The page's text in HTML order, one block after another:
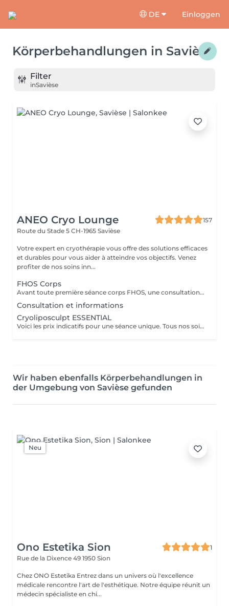
DE Einloggen
Körperbehandlungen in Savièse
Filter
inSavièse
ANEO Cryo Lounge
157
Route du Stade 5 CH-1965 Savièse
Votre expert en cryothérapie vous offre des solutions efficaces
et durables pour vous aider à atteindre vos objectifs. Venez
profiter de nos soins inn...
FHOS Corps
Avant toute première séance corps FHOS, une consultation préalable est nécessaire afin d'évaluer vos besoins spécifiques. Celle-ci se déroule juste avant votre premier traitement et doit être réservée par téléphone. Nous pourrons ainsi convenir du temps nécessaire selon les options choisies. Nos soins corps exclusifs FHOS comprennent un traitement de Base, avec la possibilité d'ajouter des options selon vos besoins. Protocole Plus : - "Intense" pour un soin en profondeur - "Repair" pour une régénération ciblée - "Pré-Med" pour préparer la peau avant un traitement invasif médecine esthétique Option Charbon Actif pour une purification optimale, en complément d'un traitement Base ou Plus Notre équipe vous guidera lors de votre première réservation et reste à votre disposition pour toute question.
Consultation et informations
Cryoliposculpt ESSENTIAL
Voici les prix indicatifs pour une séance unique. Tous nos soins Bodysculpting sont réalisés après un entretien conseil gratuit et sans engagement. Le prix définitif sera établi sur devis. Des rabais s'appliquent pour les séances multiples ou l'utilisation de plusieurs technologies.
Wir haben ebenfalls Körperbehandlungen in
der Umgebung von Savièse gefunden
Neu
Ono Estetika Sion
1
Rue de la Dixence 49 1950 Sion
Chez ONO Estetika Entrez dans un univers où l'excellence
médicale rencontre l'art de l'esthétique. Notre équipe réunit un
médecin spécialiste en chi...